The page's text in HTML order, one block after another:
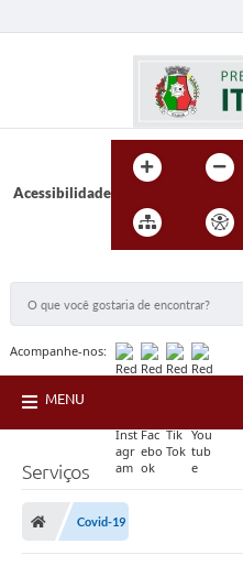
Acessibilidade
Acompanhe-nos:
MENU
Serviços
Covid-19